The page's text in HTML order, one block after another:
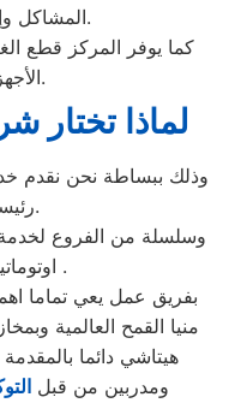
المشاكل وإصلاحها بشكل سليم.
كما يوفر المركز قطع
الأجهزة بأفضل حال.
لماذا تختار
وذلك ببساطة نحن نقدم
رئيسي بمنيا القمح.
وسلسلة من الفروع
اوتوماتيك وتحميل امامي .
بفريق عمل يعي تماما
منيا القمح العالمية
هيتاشي دائما
ومدربين من قبل